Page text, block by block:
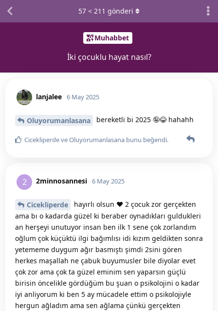
Muhabbet
İki çocuklu hayat nasıl?
57 < 211 gönderi
lanjalee 6 May 2025
Oluyorumanlasana bereketli bi 2025 🤪😂 hahahh
CicekliperdeveOluyorumanlasana bunu beğendi.
2 2minnosannesi 6 May 2025
Cicekliperde
hayırlı olsun ❤️ 2 çocuk zor gerçekten
ama bı o kadarda güzel ki beraber oynadıkları guldukleri
an herşeyi unutuyor insan ben ilk 1 sene çok zorlandım
oğlum çok küçüktü ilgi bağımlısı idi kızım geldikten sonra
yetememe duygum ağır basmıştı şimdi 2sini gören
herkes maşallah ne çabuk buyumusler bile diyolar evet
çok zor ama çok ta güzel eminim sen yaparsın güçlü
birisin öncelikle gördüğüm bu şuan o psikolojini o kadar
iyi anliyorum ki ben 5 ay mücadele ettim o psikolojiyle
hergun ağladım ama sen ağlama çünkü gerçekten